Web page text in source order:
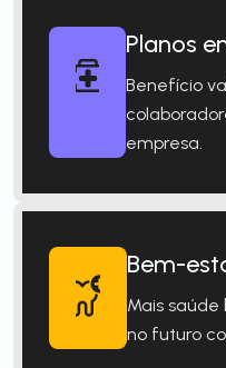
Planos
Benefício
empresa.
Bem-
Mais saúde
no futuro